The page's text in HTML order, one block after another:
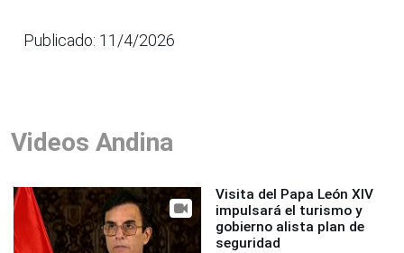
Publicado: 11/4/2026
Videos Andina
Visita del Papa León XIV
impulsará el turismo y
gobierno alista plan de
seguridad